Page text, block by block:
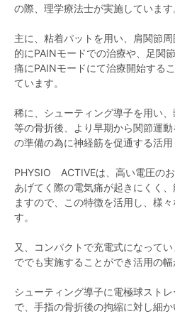
の際、理学療法士が実施しています
主に、粘着パットを用い、肩関節
的にPAINモードでの治療や、足関
痛にPAINモードにて治療開始する
ています。
稀に、シューティング導子を用い
等の骨折後、より早期から関節運
の準備の為に神経筋を促通する活用
PHYSIO ACTIVEは、高い電圧の
あげてく際の電気痛が起きにくく
ますので、この特徴を活用し、様
す。
又、コンパクトで充電式になって
ででも実施することができ活用の幅
シューティング導子に電極球スト
で、手指の骨折後の拘縮に対し細